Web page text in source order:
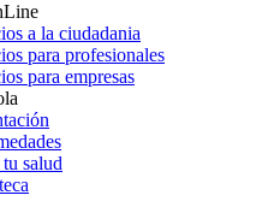
a la ciudadania
para profesionales
para empresas
salud